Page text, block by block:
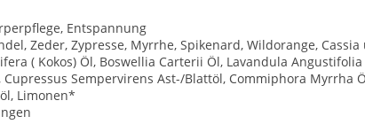
Entspannung
Zeder, Zypresse, Myrrhe, Spikenard, Wildorange,
( Kokos) Öl, Boswellia Carterii Öl, Lavandula
Sempervirens Ast-/Blattöl, Commiphora Myrrha
Limonen*